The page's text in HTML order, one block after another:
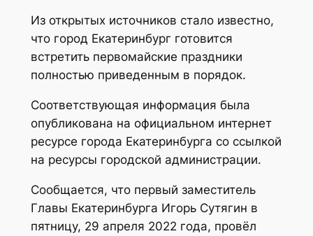
Из открытых источников стало известно,
что город Екатеринбург готовится
встретить первомайские праздники
полностью приведенным в порядок.
Соответствующая информация была
опубликована на официальном интернет
ресурсе города Екатеринбурга со ссылкой
на ресурсы городской администрации.
Сообщается, что первый заместитель
Главы Екатеринбурга Игорь Сутягин в
пятницу, 29 апреля 2022 года, провёл